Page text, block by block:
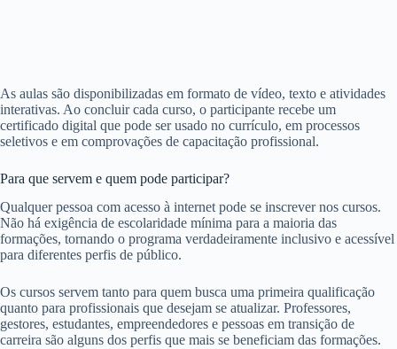
As aulas são disponibilizadas em formato de vídeo, texto e atividades
interativas. Ao concluir cada curso, o participante recebe um
certificado digital que pode ser usado no currículo, em processos
seletivos e em comprovações de capacitação profissional.
Para que servem e quem pode participar?
Qualquer pessoa com acesso à internet pode se inscrever nos cursos.
Não há exigência de escolaridade mínima para a maioria das
formações, tornando o programa verdadeiramente inclusivo e acessível
para diferentes perfis de público.
Os cursos servem tanto para quem busca uma primeira qualificação
quanto para profissionais que desejam se atualizar. Professores,
gestores, estudantes, empreendedores e pessoas em transição de
carreira são alguns dos perfis que mais se beneficiam das formações.